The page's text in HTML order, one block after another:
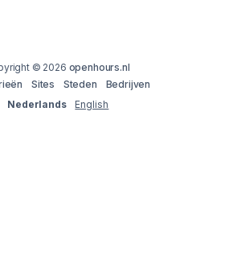
© 2026 openhours.nl
Sites Steden
Bedrijven
Nederlands
English